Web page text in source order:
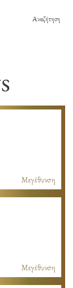
Αναζήτηση
Μεγέθυνση
Μεγέθυνση